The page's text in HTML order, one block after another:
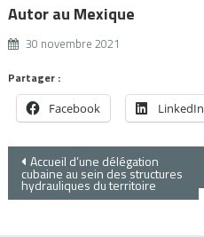
Autor au Mexique
30 novembre 2021
Partager :
Facebook LinkedIn
Navigation
de
Accueil d’une délégation
cubaine au sein des structures
hydrauliques du territoire